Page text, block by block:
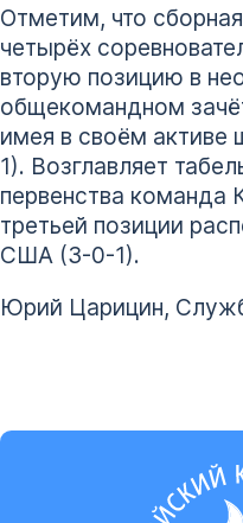
Отметим, что
четырёх
вторую позицию в
общекомандном
имея в своём
1). Возглавляет
первенства команда
третьей позиции
США (3-0-1).
Юрий Царицин,